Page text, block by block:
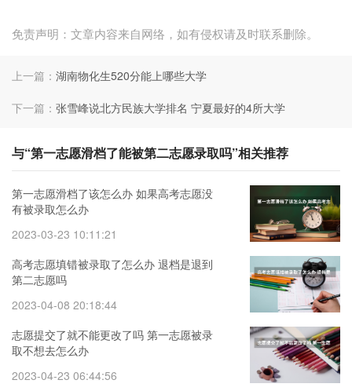
免责声明：文章内容来自网络，如有侵权请及时联系删除。
上一篇： 湖南物化生520分能上哪些大学
下一篇： 张雪峰说北方民族大学排名 宁夏最好的4所大学
与“第一志愿滑档了能被第二志愿录取吗”相关推荐
第一志愿滑档了该怎么办 如果高考志愿没
有被录取怎么办
2023-03-23 10:11:21
高考志愿填错被录取了怎么办 退档是退到
第二志愿吗
2023-04-08 20:18:44
志愿提交了就不能更改了吗 第一志愿被录
取不想去怎么办
2023-04-23 06:44:56